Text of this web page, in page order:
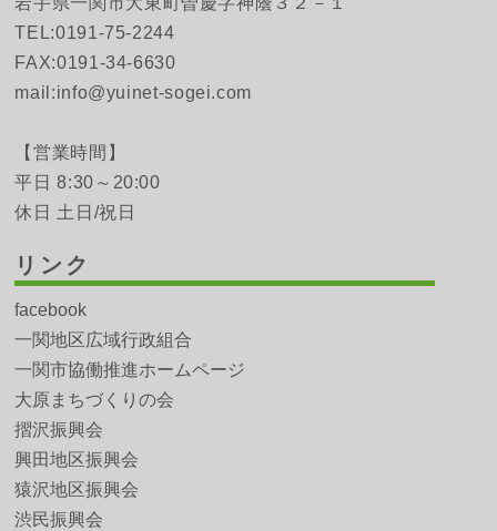
TEL:0191-75-2244
FAX:0191-34-6630
mail:info@yuinet-sogei.com
【営業時間】
平日 8:30～20:00
休日 土日/祝日
リンク
facebook
一関地区広域行政組合
一関市協働推進ホームページ
大原まちづくりの会
摺沢振興会
興田地区振興会
猿沢地区振興会
渋民振興会